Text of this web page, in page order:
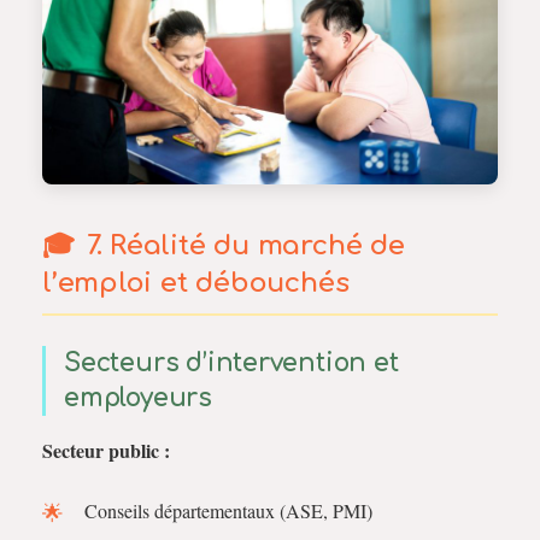
7. Réalité du marché de
l’emploi et débouchés
Secteurs d’intervention et
employeurs
Secteur public :
Conseils départementaux (ASE, PMI)